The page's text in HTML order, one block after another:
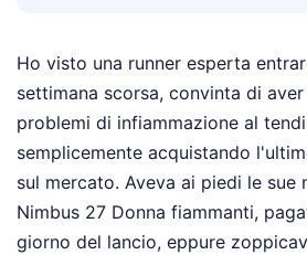
Ho visto una runner esperta
settimana scorsa, convinta di
problemi di infiammazione al
semplicemente acquistando
sul mercato. Aveva ai piedi le sue
Nimbus 27 Donna fiammanti,
giorno del lancio, eppure